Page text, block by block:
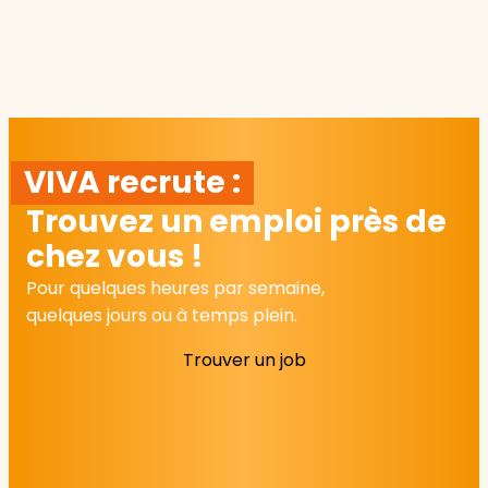
VIVA recrute :
Trouvez un emploi près de
chez vous !
Pour quelques heures par semaine,
quelques jours ou à temps plein.
Trouver un job